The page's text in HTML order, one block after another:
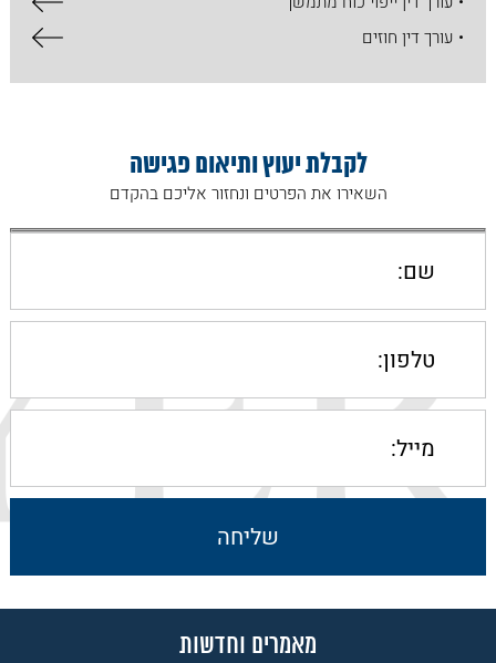
• עורך דין חוזים
לקבלת יעוץ ותיאום פגישה
השאירו את הפרטים ונחזור אליכם בהקדם
מאמרים וחדשות